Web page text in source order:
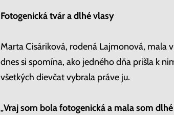
Fotogenická tvár a dlhé vlasy
Marta Cisáriková, rodená Lajmonová, mala
dnes si spomína, ako jedného dňa prišla k
všetkých dievčat vybrala práve ju.
„Vraj som bola fotogenická a mala som